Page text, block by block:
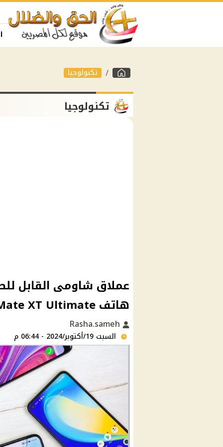
تكنولوجيا
تكنولوجيا
عملاق شاومى القابل
هاتف Mate XT Ultimate الجديد قبل اطلاقه فى الاسواق
السبت 19/أكتوبر/2024 - 06:44 م